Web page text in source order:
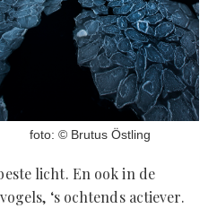
‍foto: © Brutus Östling
licht. En ook in de
‘s ochtends actiever.